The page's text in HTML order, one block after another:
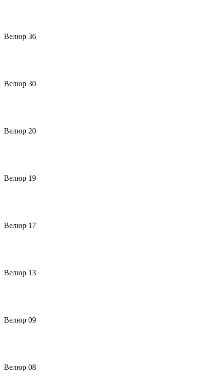
Велюр 36
Велюр 30
Велюр 20
Велюр 19
Велюр 17
Велюр 13
Велюр 09
Велюр 08